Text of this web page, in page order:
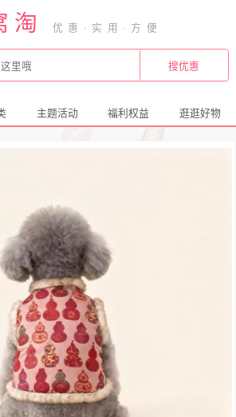
淘
主题活动 福利权益 逛逛好物